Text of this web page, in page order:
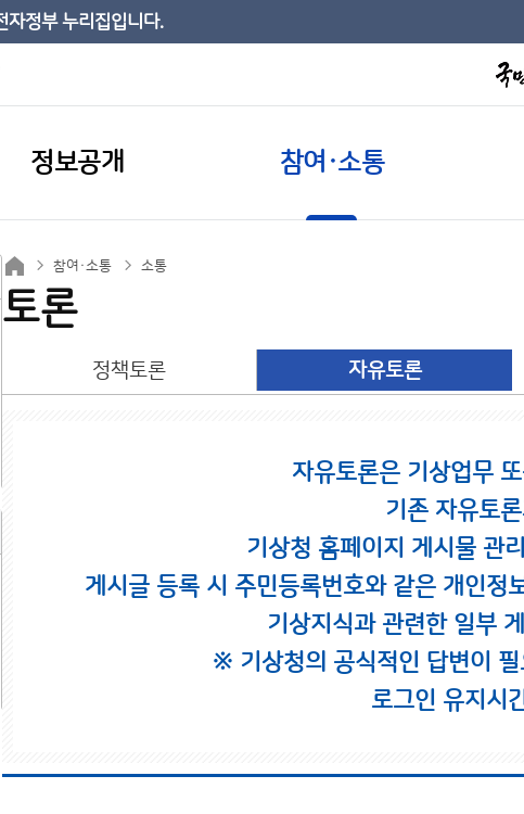
자정부 누리집입니다.
정보공개 참여·소통
참여·소통 소통
토론
정책토론 자유토론
자유토론은 기상업무
기존 자유토
기상청 홈페이지 게시물 관
게시글 등록 시 주민등록번호와 같은 개인정
기상지식과 관련한 일부
※ 기상청의 공식적인 답변이
로그인 유지시